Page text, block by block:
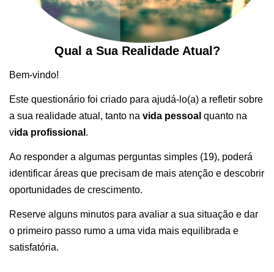
Qual a Sua Realidade Atual?
Bem-vindo!
Este questionário foi criado para ajudá-lo(a) a refletir sobre
a sua realidade atual, tanto na vida pessoal quanto na
vida profissional .
Ao responder a algumas perguntas simples (19), poderá
identificar áreas que precisam de mais atenção e descobrir
oportunidades de crescimento.
Reserve alguns minutos para avaliar a sua situação e dar
o primeiro passo rumo a uma vida mais equilibrada e
satisfatória.